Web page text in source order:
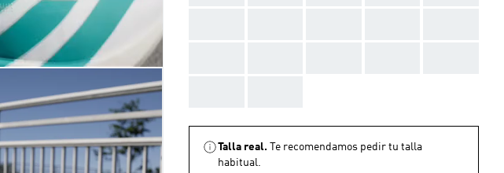
Talla real.
Te recomendamos pedir tu talla
habitual.